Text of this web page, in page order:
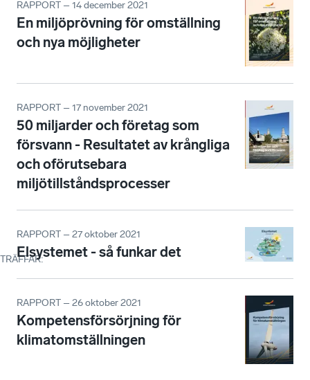
TRÄFFAR:
RAPPORT – 14 december 2021
En miljöprövning för omställning
och nya möjligheter
RAPPORT – 17 november 2021
50 miljarder och företag som
försvann - Resultatet av krångliga
och oförutsebara
miljötillståndsprocesser
RAPPORT – 27 oktober 2021
Elsystemet - så funkar det
RAPPORT – 26 oktober 2021
Kompetensförsörjning för
klimatomställningen